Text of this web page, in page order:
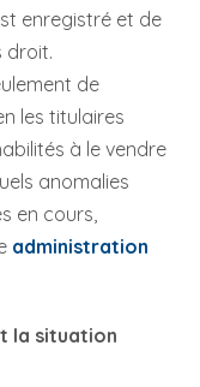
enregistré et de
droit.
de
les titulaires
à le vendre
anomalies
en cours,
administration
la situation